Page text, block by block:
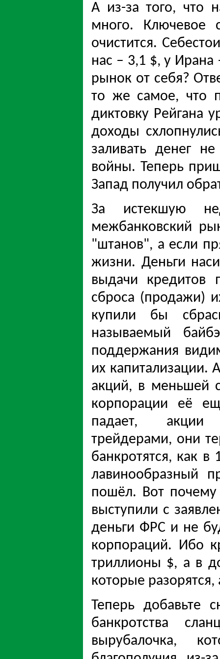
А из-за того, что
много. Ключевое
очистится.
нас – 3,1 $, у Ирана
рынок от себя?
то же самое, что
диктовку Рейгана
доходы
заливать денег
войны. Теперь
Запад получил
За истекшую
межбанковский
"штанов", а если
жизни. Деньги
выдачи кредитов
сброса (продажи)
купили бы
называемый
поддержания
их капитализации.
акций, в меньшей
корпорации её
падает, акции
трейдерами, они
банкротятся, как в
лавинообразный
пошёл. Вот почему
выступили с
деньги ФРС и не
корпораций. Ибо
триллионы $, а в
которые разорятся,
Теперь добавьте
банкротства
вырубалочка,